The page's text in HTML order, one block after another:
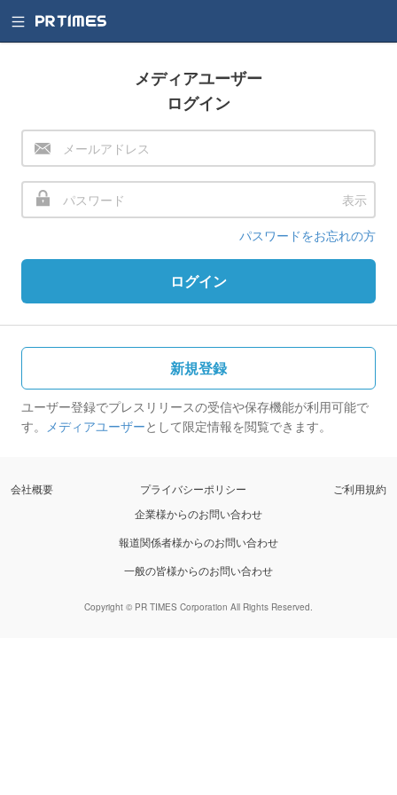
メディアユーザー
ログイン
表示
パスワードをお忘れの方
ログイン
新規登録
ユーザー登録でプレスリリースの受信や保存機能が利用可能で
す。 メディアユーザーとして限定情報を閲覧できます。
会社概要 プライバシーポリシー
ご利用規約
企業様からのお問い合わせ
報道関係者様からのお問い合わせ
一般の皆様からのお問い合わせ
Copyright © PR TIMES Corporation All Rights Reserved.